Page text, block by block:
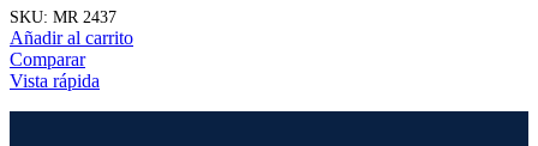
SKU: MR 2437
Añadir al carrito
Comparar
Vista rápida